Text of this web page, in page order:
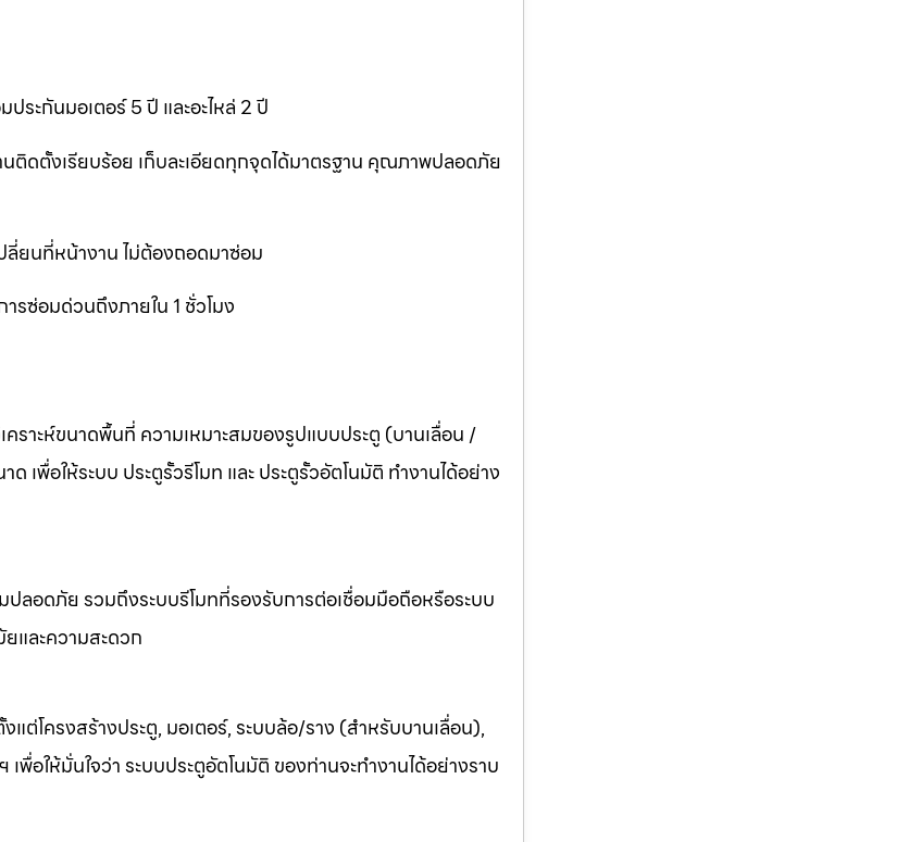
ระกันมอเตอร์ 5 ปี และอะไหล่ 2 ปี
นติดตั้งเรียบร้อย เก็บละเอียดทุกจุดได้มาตรฐาน คุณภาพปลอดภัย
ลี่ยนที่หน้างาน ไม่ต้องถอดมาซ่อม
รซ่อมด่วนถึงภายใน 1 ชั่วโมง
คราะห์ขนาดพื้นที่ ความเหมาะสมของรูปแบบประตู (บานเลื่อน /
พื่อให้ระบบ ประตูรั้วรีโมท และ ประตูรั้วอัตโนมัติ ทำงานได้อย่าง
ปลอดภัย รวมถึงระบบรีโมทที่รองรับการต่อเชื่อมมือถือหรือระบบ
และความสะดวก
โครงสร้างประตู, มอเตอร์, ระบบล้อ/ราง (สำหรับบานเลื่อน),
อให้มั่นใจว่า ระบบประตูอัตโนมัติ ของท่านจะทำงานได้อย่างราบ